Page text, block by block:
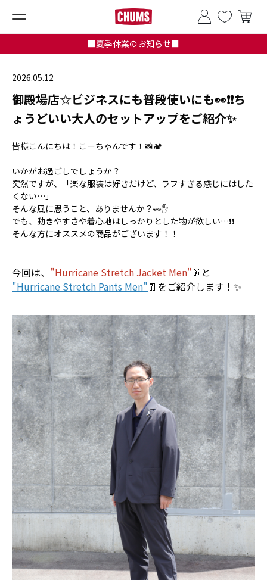
■夏季休業のお知らせ■
2026.05.12
御殿場店☆ビジネスにも普段使いにも👀❗❗ち
ょうどいい大人のセットアップをご紹介✨
皆様こんにちは！こーちゃんです！📸🏕️
いかがお過ごしでしょうか？
突然ですが、「楽な服装は好きだけど、ラフすぎる感じにはした
くない…」
そんな風に思うこと、ありませんか？👀✋
でも、動きやすさや着心地はしっかりとした物が欲しい…❗❗
そんな方にオススメの商品がございます！！
今回は、 "Hurricane Stretch Jacket Men"🧥と
"Hurricane Stretch Pants Men"👖をご紹介します！✨